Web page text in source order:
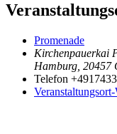
Promenade
Kirchenpauerkai
Hamburg 20457
Telefon